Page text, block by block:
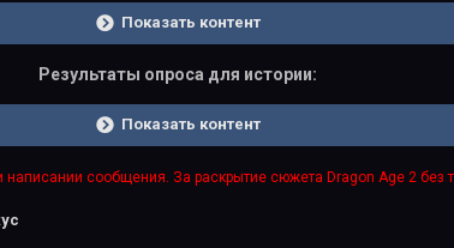
Показать контент
Результаты опроса для истории:
Показать контент
сообщения. За раскрытие сюжета Dragon Age 2 без